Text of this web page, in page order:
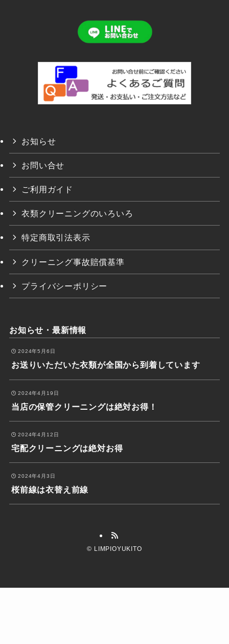
お知らせ
お問い合せ
ご利用ガイド
衣類クリーニングのいろいろ
特定商取引法表示
クリーニング事故賠償基準
プライバシーポリシー
お知らせ・最新情報
2024年5月6日
お送りいただいた衣類が全国から到着しています
2024年4月19日
当店の保管クリーニングは絶対お得！
2024年4月12日
宅配クリーニングは絶対お得
2024年4月3日
桜前線は衣替え前線
© LIMPIOYUKITO